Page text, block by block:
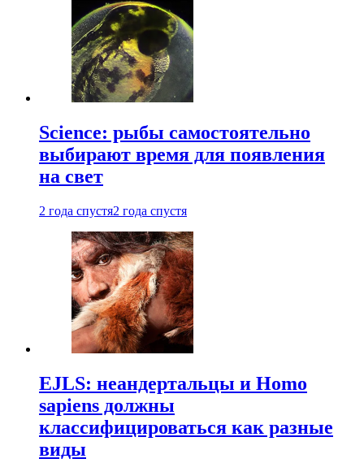
Science: рыбы самостоятельно
выбирают время для появления
на свет
2 года спустя2 года спустя
EJLS: неандертальцы и Homo
sapiens должны
классифицироваться как разные
виды